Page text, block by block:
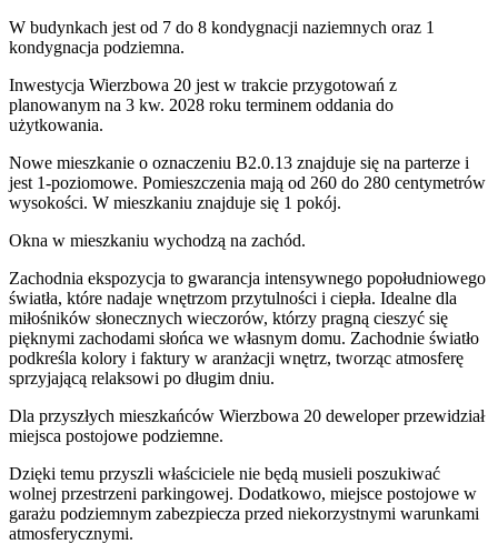
W budynkach jest od 7 do 8 kondygnacji naziemnych oraz 1
kondygnacja podziemna.
Inwestycja Wierzbowa 20 jest w trakcie przygotowań z
planowanym na 3 kw. 2028 roku terminem oddania do
użytkowania.
Nowe mieszkanie o oznaczeniu B2.0.13 znajduje się na parterze i
jest 1-poziomowe. Pomieszczenia mają od 260 do 280 centymetrów
wysokości. W mieszkaniu znajduje się 1 pokój.
Okna w mieszkaniu wychodzą na zachód.
Zachodnia ekspozycja to gwarancja intensywnego popołudniowego
światła, które nadaje wnętrzom przytulności i ciepła. Idealne dla
miłośników słonecznych wieczorów, którzy pragną cieszyć się
pięknymi zachodami słońca we własnym domu. Zachodnie światło
podkreśla kolory i faktury w aranżacji wnętrz, tworząc atmosferę
sprzyjającą relaksowi po długim dniu.
Dla przyszłych mieszkańców Wierzbowa 20 deweloper przewidział
miejsca postojowe podziemne.
Dzięki temu przyszli właściciele nie będą musieli poszukiwać
wolnej przestrzeni parkingowej. Dodatkowo, miejsce postojowe w
garażu podziemnym zabezpiecza przed niekorzystnymi warunkami
atmosferycznymi.